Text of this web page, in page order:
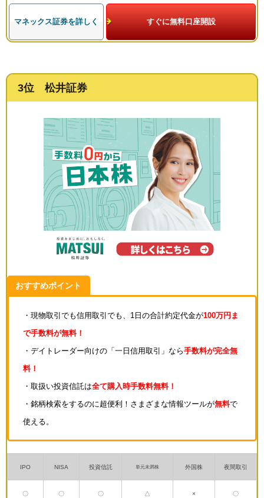
マネックス証券を詳しく すぐに無料口座開設
3位 松井証券
おすすめポイント
・現物取引でも信用取引でも、1日の合計約定代金が100万円ま
で手数料が無料！
・デイトレーダー向けの「一日信用取引」なら手数料が完全無
料！
・取扱い投資信託は全て購入時手数料無料！
・銘柄検索をするのに超便利！さまざまな情報ツールが無料で
使える。
IPO NISA 投資信託 単元未満株 外国株 夜間取引
〇 〇 〇 △ × 〇